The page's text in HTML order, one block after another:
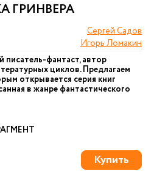
ГРИНВЕРА
Сергей Садов
Игорь Ломакин
писатель-фантаст, автор
циклов. Предлагаем
открывается серия книг
в жанре фантастического
Купить